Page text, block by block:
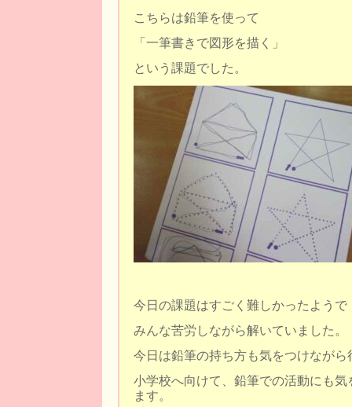
こちらは鉛筆を使って
「一筆書きで図形を描く」
という課題でした。
今日の課題はすごく難しかったようで
みんな苦労しながら解いていました。
今日は鉛筆の持ち方も気をつけながら
小学校へ向けて、鉛筆での活動にも
ます。